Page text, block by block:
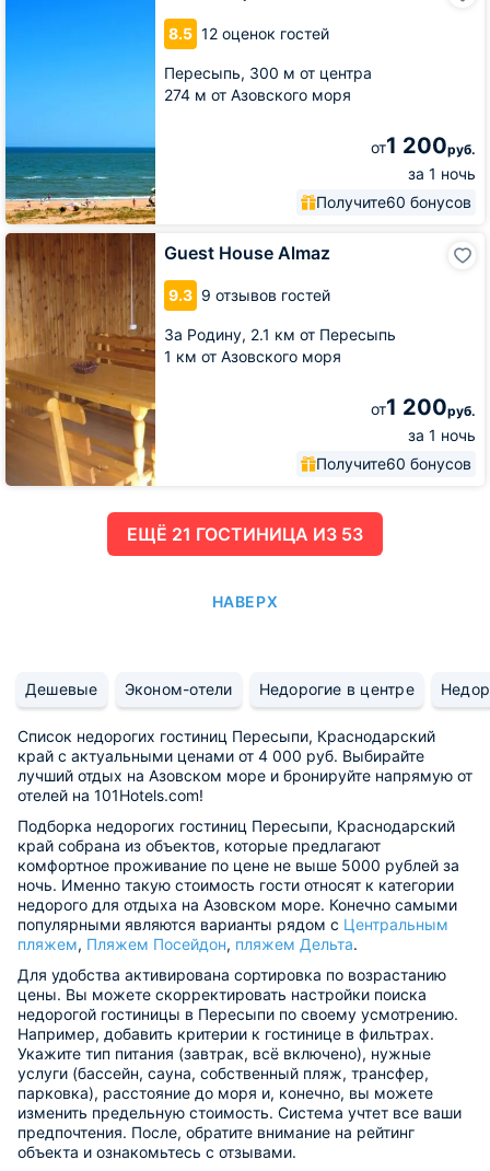
8.5 12 оценок гостей
Пересыпь, 300 м от центра
274 м от Азовского моря
от1 200руб.
за 1 ночь
Получите60 бонусов
Guest House Almaz
9.3 9 отзывов гостей
За Родину, 2.1 км от Пересыпь
1 км от Азовского моря
от1 200руб.
за 1 ночь
Получите60 бонусов
Guest
House
Almaz
ЕЩË 21 ГОСТИНИЦА ИЗ 53
НАВЕРХ
Дешевые Эконом-отели Недорогие в центре
Список недорогих гостиниц Пересыпи, Краснодарский
край с актуальными ценами от 4 000 руб. Выбирайте
лучший отдых на Азовском море и бронируйте напрямую от
отелей на 101Hotels.com!
Подборка недорогих гостиниц Пересыпи, Краснодарский
край собрана из объектов, которые предлагают
комфортное проживание по цене не выше 5000 рублей за
ночь. Именно такую стоимость гости относят к категории
недорого для отдыха на Азовском море. Конечно самыми
популярными являются варианты рядом с Центральным
пляжем, Пляжем Посейдон, пляжем Дельта.
Для удобства активирована сортировка по возрастанию
цены. Вы можете скорректировать настройки поиска
недорогой гостиницы в Пересыпи по своему усмотрению.
Например, добавить критерии к гостинице в фильтрах.
Укажите тип питания (завтрак, всё включено), нужные
услуги (бассейн, сауна, собственный пляж, трансфер,
парковка), расстояние до моря и, конечно, вы можете
изменить предельную стоимость. Система учтет все ваши
предпочтения. После, обратите внимание на рейтинг
объекта и ознакомьтесь с отзывами.